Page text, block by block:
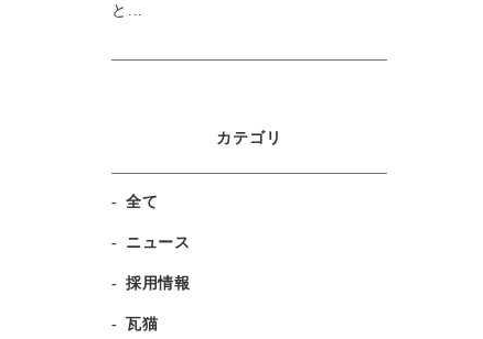
と...
カテゴリ
全て
ニュース
採用情報
瓦猫